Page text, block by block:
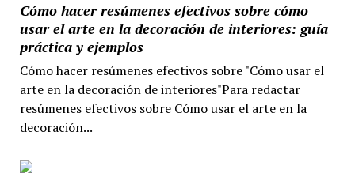
Cómo hacer resúmenes efectivos sobre cómo
usar el arte en la decoración de interiores: guía
práctica y ejemplos
Cómo hacer resúmenes efectivos sobre "Cómo usar el
arte en la decoración de interiores"Para redactar
resúmenes efectivos sobre Cómo usar el arte en la
decoración...